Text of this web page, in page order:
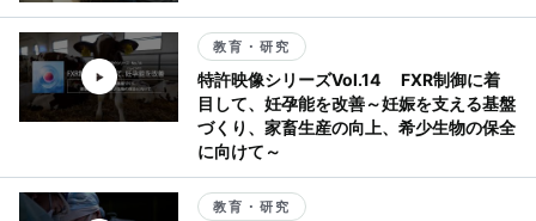
教育・研究
特許映像シリーズVol.14 FXR制御に着
目して、妊孕能を改善～妊娠を支える基盤
づくり、家畜生産の向上、希少生物の保全
に向けて～
教育・研究